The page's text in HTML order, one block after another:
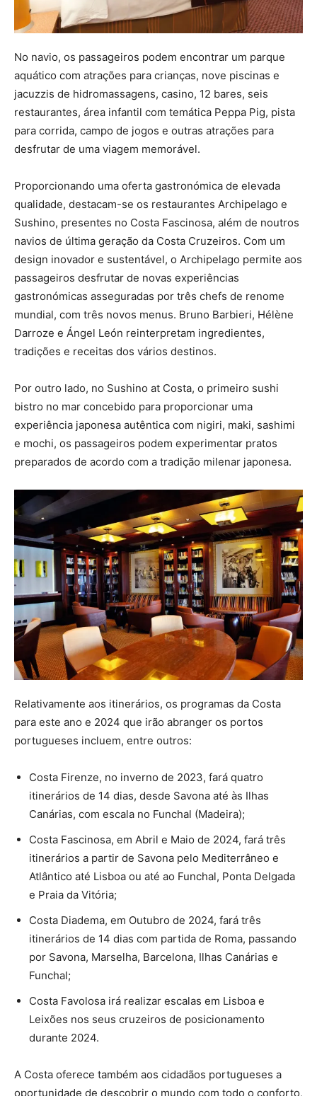
No navio, os passageiros podem encontrar um parque
aquático com atrações para crianças, nove piscinas e
jacuzzis de hidromassagens, casino, 12 bares, seis
restaurantes, área infantil com temática Peppa Pig, pista
para corrida, campo de jogos e outras atrações para
desfrutar de uma viagem memorável.
Proporcionando uma oferta gastronómica de elevada
qualidade, destacam-se os restaurantes Archipelago e
Sushino, presentes no Costa Fascinosa, além de noutros
navios de última geração da Costa Cruzeiros. Com um
design inovador e sustentável, o Archipelago permite aos
passageiros desfrutar de novas experiências
gastronómicas asseguradas por três chefs de renome
mundial, com três novos menus. Bruno Barbieri, Hélène
Darroze e Ángel León reinterpretam ingredientes,
tradições e receitas dos vários destinos.
Por outro lado, no Sushino at Costa, o primeiro sushi
bistro no mar concebido para proporcionar uma
experiência japonesa autêntica com nigiri, maki, sashimi
e mochi, os passageiros podem experimentar pratos
preparados de acordo com a tradição milenar japonesa.
Relativamente aos itinerários, os programas da Costa
para este ano e 2024 que irão abranger os portos
portugueses incluem, entre outros:
Costa Firenze, no inverno de 2023, fará quatro
itinerários de 14 dias, desde Savona até às Ilhas
Canárias, com escala no Funchal (Madeira);
Costa Fascinosa, em Abril e Maio de 2024, fará três
itinerários a partir de Savona pelo Mediterrâneo e
Atlântico até Lisboa ou até ao Funchal, Ponta Delgada
e Praia da Vitória;
Costa Diadema, em Outubro de 2024, fará três
itinerários de 14 dias com partida de Roma, passando
por Savona, Marselha, Barcelona, ​​Ilhas Canárias e
Funchal;
Costa Favolosa irá realizar escalas em Lisboa e
Leixões nos seus cruzeiros de posicionamento
durante 2024.
A Costa oferece também aos cidadãos portugueses a
oportunidade de descobrir o mundo com todo o conforto,